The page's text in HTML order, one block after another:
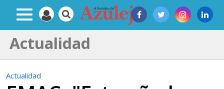
Actualidad
Actualidad